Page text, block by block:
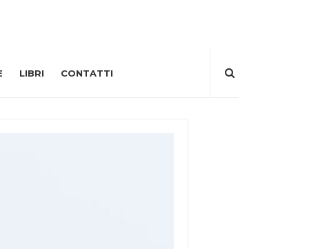
LIBRI CONTATTI